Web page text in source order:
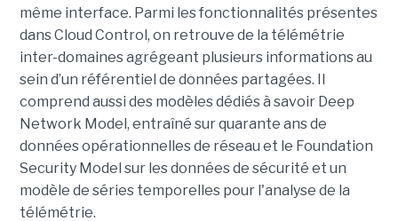
même interface. Parmi les fonctionnalités présentes
dans Cloud Control, on retrouve de la télémétrie
inter-domaines agrégeant plusieurs informations au
sein d’un référentiel de données partagées. Il
comprend aussi des modèles dédiés à savoir Deep
Network Model, entraîné sur quarante ans de
données opérationnelles de réseau et le Foundation
Security Model sur les données de sécurité et un
modèle de séries temporelles pour l'analyse de la
télémétrie.